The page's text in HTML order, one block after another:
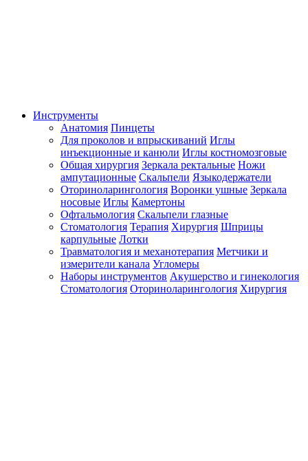
Инструменты
Анатомия Пинцеты
Для проколов и впрыскиваний Иглы
инъекционные и канюли Иглы костномозговые
Общая хирургия Зеркала ректальные Ножи
ампутационные Скальпели Языкодержатели
Оториноларингология Воронки ушные Зеркала
носовые Иглы Камертоны
Офтальмология Скальпели глазные
Стоматология Терапия Хирургия Шприцы
карпульные Лотки
Травматология и механотерапия Метчики и
измерители канала Угломеры
Наборы инструментов Акушерство и гинекология
Стоматология Оториноларингология Хирургия